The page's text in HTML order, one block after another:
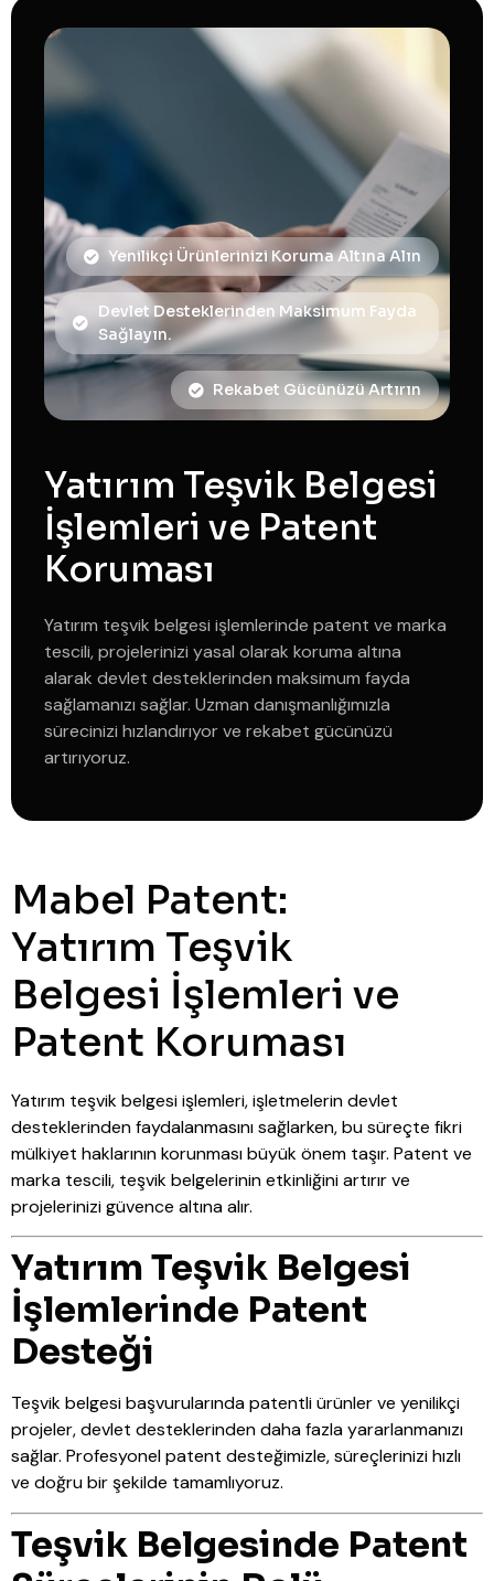
Yenilikçi Ürünlerinizi Koruma Altına Alın
Devlet Desteklerinden Maksimum Fayda
Sağlayın.
Rekabet Gücünüzü Artırın
Yatırım Teşvik Belgesi
İşlemleri ve Patent
Koruması
Yatırım teşvik belgesi işlemlerinde patent ve marka
tescili, projelerinizi yasal olarak koruma altına
alarak devlet desteklerinden maksimum fayda
sağlamanızı sağlar. Uzman danışmanlığımızla
sürecinizi hızlandırıyor ve rekabet gücünüzü
artırıyoruz.
Mabel Patent:
Yatırım Teşvik
Belgesi İşlemleri ve
Patent Koruması
Yatırım teşvik belgesi işlemleri, işletmelerin devlet
desteklerinden faydalanmasını sağlarken, bu süreçte fikri
mülkiyet haklarının korunması büyük önem taşır. Patent ve
marka tescili, teşvik belgelerinin etkinliğini artırır ve
projelerinizi güvence altına alır.
Yatırım Teşvik Belgesi
İşlemlerinde Patent
Desteği
Teşvik belgesi başvurularında patentli ürünler ve yenilikçi
projeler, devlet desteklerinden daha fazla yararlanmanızı
sağlar. Profesyonel patent desteğimizle, süreçlerinizi hızlı
ve doğru bir şekilde tamamlıyoruz.
Teşvik Belgesinde Patent